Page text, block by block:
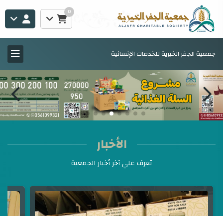
0
جمعية الجفر الخيرية للخدمات الإنسانية
الأخبار
تعرف علي آخر أخبار الجمعية